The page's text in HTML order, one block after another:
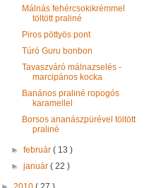
Málnás fehércsokikrémmel
töltött praliné
Piros pöttyös pont
Túró Guru bonbon
Tavaszváró málnazselés -
marcipános kocka
Banános praliné ropogós
karamellel
Borsos ananászpürével töltött
praliné
►február( 13 )
►január( 22 )